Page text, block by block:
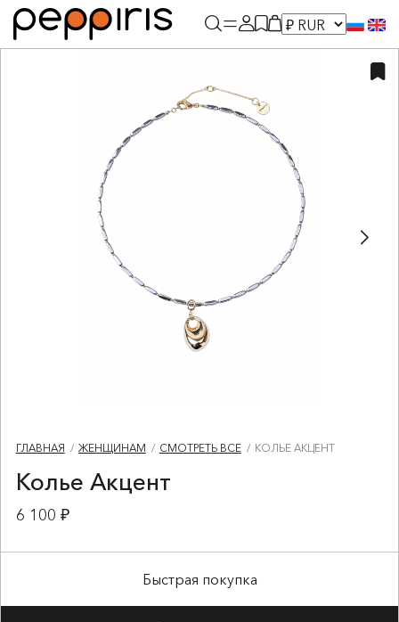
ГЛАВНАЯ ЖЕНЩИНАМ СМОТРЕТЬ ВСЕ КОЛЬЕ АКЦЕНТ
Колье Акцент
6 100 ₽
Быстрая покупка